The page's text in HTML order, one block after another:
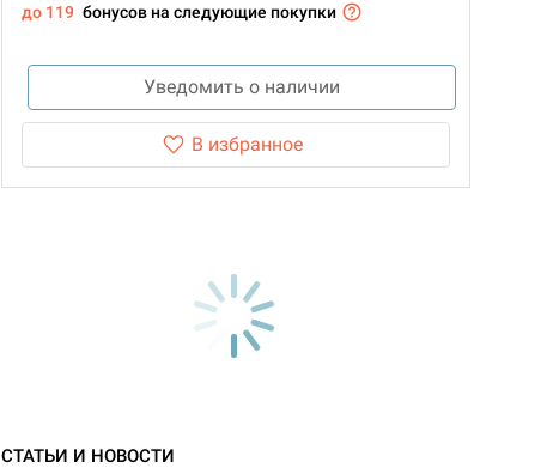
до 119 бонусов на следующие покупки
Уведомить о наличии
В избранное
СТАТЬИ И НОВОСТИ